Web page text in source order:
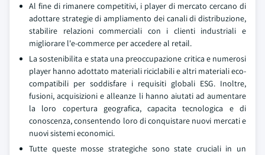
Al fine di rimanere competitivi, i player di mercato cercano di
adottare strategie di ampliamento dei canali di distribuzione,
stabilire relazioni commerciali con i clienti industriali e
migliorare l'e-commerce per accedere al retail.
La sostenibilita e stata una preoccupazione critica e numerosi
player hanno adottato materiali riciclabili e altri materiali eco-
compatibili per soddisfare i requisiti globali ESG. Inoltre,
fusioni, acquisizioni e alleanze li hanno aiutati ad aumentare
la loro copertura geografica, capacita tecnologica e di
conoscenza, consentendo loro di conquistare nuovi mercati e
nuovi sistemi economici.
Tutte queste mosse strategiche sono state cruciali in un